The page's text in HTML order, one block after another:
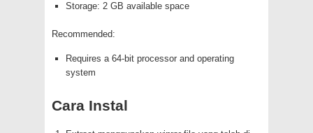
Storage: 2 GB available space
Recommended:
Requires a 64-bit processor and operating
system
Cara Instal